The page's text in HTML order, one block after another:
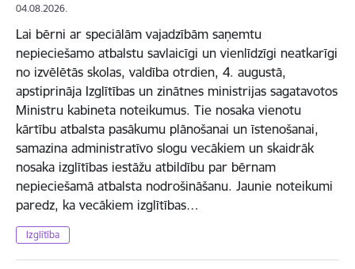
04.08.2026.
Lai bērni ar speciālām vajadzībām saņemtu
nepieciešamo atbalstu savlaicīgi un vienlīdzīgi neatkarīgi
no izvēlētās skolas, valdība otrdien, 4. augustā,
apstiprināja Izglītības un zinātnes ministrijas sagatavotos
Ministru kabineta noteikumus. Tie nosaka vienotu
kārtību atbalsta pasākumu plānošanai un īstenošanai,
samazina administratīvo slogu vecākiem un skaidrāk
nosaka izglītības iestāžu atbildību par bērnam
nepieciešamā atbalsta nodrošināšanu. Jaunie noteikumi
paredz, ka vecākiem izglītības…
Izglītība